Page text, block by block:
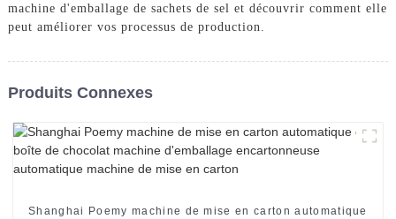
machine d'emballage de sachets de sel et découvrir comment elle
peut améliorer vos processus de production.
Produits Connexes
Shanghai Poemy machine de mise en carton automatique